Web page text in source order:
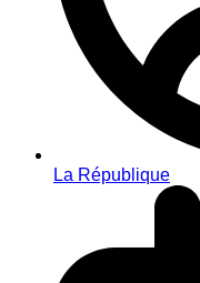
La République